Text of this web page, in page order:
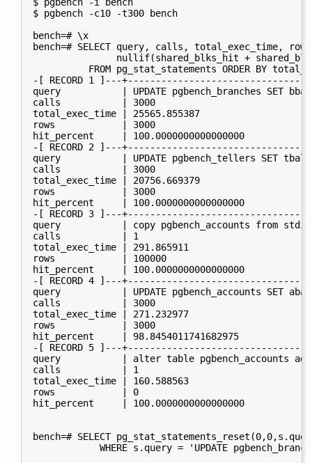
$ pgbench -c10 -t300 bench
bench=# \x
bench=# SELECT query, calls, total_exec_time,
nullif(shared_blks_hit +
FROM pg_stat_statements ORDER BY
-[ RECORD 1 ]---
query           | UPDATE pgbench_branches SET
calls           | 3000
total_exec_time | 25565.855387
rows            | 3000
hit_percent     | 100.0000000000000000
-[ RECORD 2 ]---
query           | UPDATE pgbench_tellers SET
calls           | 3000
total_exec_time | 20756.669379
rows            | 3000
hit_percent     | 100.0000000000000000
-[ RECORD 3 ]---
query           | copy pgbench_accounts from stdin
calls           | 1
total_exec_time | 291.865911
rows            | 100000
hit_percent     | 100.0000000000000000
-[ RECORD 4 ]---
query           | UPDATE pgbench_accounts SET
calls           | 3000
total_exec_time | 271.232977
rows            | 3000
hit_percent     | 98.8454011741682975
-[ RECORD 5 ]---
query           | alter table pgbench_accounts
calls           | 1
total_exec_time | 160.588563
rows            | 0
hit_percent     | 100.0000000000000000
bench=# SELECT
WHERE s.query = 'UPDATE